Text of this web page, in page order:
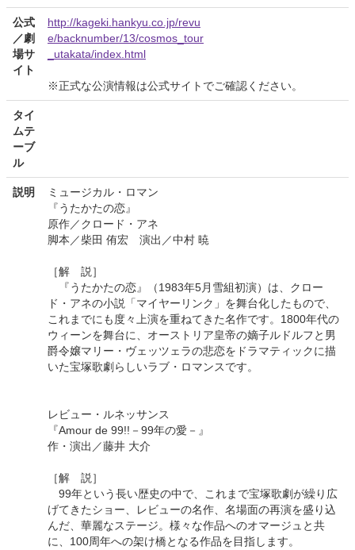
公式
／劇
場サ
イト
http://kageki.hankyu.co.jp/revu
e/backnumber/13/cosmos_tour
_utakata/index.html
※正式な公演情報は公式サイトでご確認ください。
タイ
ムテ
ーブ
ル
説明
ミュージカル・ロマン
『うたかたの恋』
原作／クロード・アネ
脚本／柴田 侑宏 演出／中村 暁
［解 説］
『うたかたの恋』（1983年5月雪組初演）は、クロー
ド・アネの小説「マイヤーリンク」を舞台化したもので、
これまでにも度々上演を重ねてきた名作です。1800年代の
ウィーンを舞台に、オーストリア皇帝の嫡子ルドルフと男
爵令嬢マリー・ヴェッツェラの悲恋をドラマティックに描
いた宝塚歌劇らしいラブ・ロマンスです。
レビュー・ルネッサンス
『Amour de 99!!－99年の愛－』
作・演出／藤井 大介
［解 説］
99年という長い歴史の中で、これまで宝塚歌劇が繰り広
げてきたショー、レビューの名作、名場面の再演を盛り込
んだ、華麗なステージ。様々な作品へのオマージュと共
に、100周年への架け橋となる作品を目指します。